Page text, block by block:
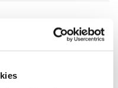
/ Analysetools
ein (so genannte